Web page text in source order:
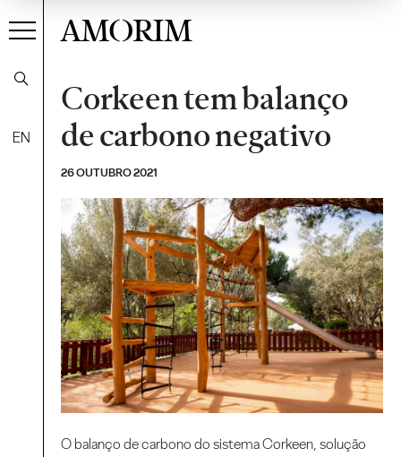
EN
AMORIM
Corkeen tem balanço
de carbono negativo
26 OUTUBRO 2021
O balanço de carbono do sistema Corkeen, solução